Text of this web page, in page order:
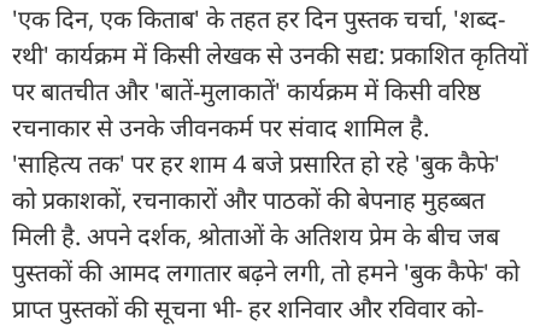
'एक दिन, एक किताब' के तहत हर दिन पुस्तक चर्चा, 'शब्द-
रथी' कार्यक्रम में किसी लेखक से उनकी सद्य: प्रकाशित कृतियों
पर बातचीत और 'बातें-मुलाकातें' कार्यक्रम में किसी वरिष्ठ
रचनाकार से उनके जीवनकर्म पर संवाद शामिल है.
'साहित्य तक' पर हर शाम 4 बजे प्रसारित हो रहे 'बुक कैफे'
को प्रकाशकों, रचनाकारों और पाठकों की बेपनाह मुहब्बत
मिली है. अपने दर्शक, श्रोताओं के अतिशय प्रेम के बीच जब
पुस्तकों की आमद लगातार बढ़ने लगी, तो हमने 'बुक कैफे' को
प्राप्त पुस्तकों की सूचना भी- हर शनिवार और रविवार को-